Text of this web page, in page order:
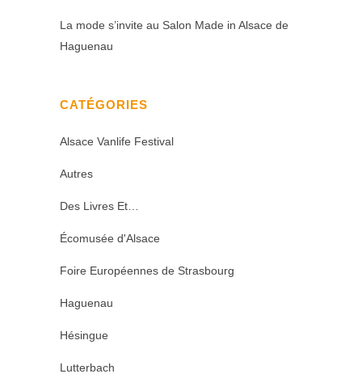
La mode s’invite au Salon Made in Alsace de
Haguenau
CATÉGORIES
Alsace Vanlife Festival
Autres
Des Livres Et…
Écomusée d'Alsace
Foire Européennes de Strasbourg
Haguenau
Hésingue
Lutterbach